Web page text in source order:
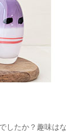
したか？趣味は